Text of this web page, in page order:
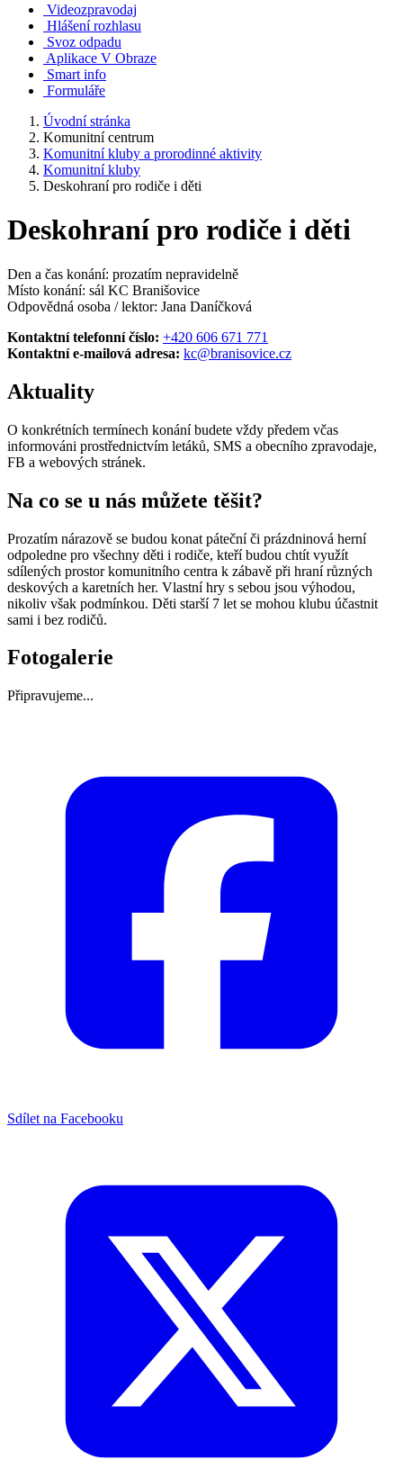
Videozpravodaj
Hlášení rozhlasu
Svoz odpadu
Aplikace V Obraze
Smart info
Formuláře
Úvodní stránka
Komunitní centrum
Komunitní kluby a prorodinné aktivity
Komunitní kluby
Deskohraní pro rodiče i děti
Deskohraní pro rodiče i děti
Den a čas konání: prozatím nepravidelně
Místo konání: sál KC Branišovice
Odpovědná osoba / lektor: Jana Daníčková
Kontaktní telefonní číslo: +420 606 671 771
Kontaktní e-mailová adresa: kc@branisovice.cz
Aktuality
O konkrétních termínech konání budete vždy předem včas
informováni prostřednictvím letáků, SMS a obecního zpravodaje,
FB a webových stránek.
Na co se u nás můžete těšit?
Prozatím nárazově se budou konat páteční či prázdninová herní
odpoledne pro všechny děti i rodiče, kteří budou chtít využít
sdílených prostor komunitního centra k zábavě při hraní různých
deskových a karetních her. Vlastní hry s sebou jsou výhodou,
nikoliv však podmínkou. Děti starší 7 let se mohou klubu účastnit
sami i bez rodičů.
Fotogalerie
Připravujeme...
Sdílet na Facebooku